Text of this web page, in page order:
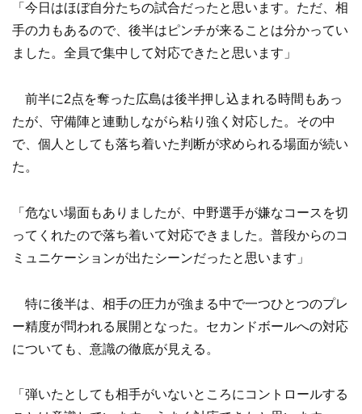
「今日はほぼ自分たちの試合だったと思います。ただ、相
手の力もあるので、後半はピンチが来ることは分かってい
ました。全員で集中して対応できたと思います」
前半に2点を奪った広島は後半押し込まれる時間もあっ
たが、守備陣と連動しながら粘り強く対応した。その中
で、個人としても落ち着いた判断が求められる場面が続い
た。
「危ない場面もありましたが、中野選手が嫌なコースを切
ってくれたので落ち着いて対応できました。普段からのコ
ミュニケーションが出たシーンだったと思います」
特に後半は、相手の圧力が強まる中で一つひとつのプレ
ー精度が問われる展開となった。セカンドボールへの対応
についても、意識の徹底が見える。
「弾いたとしても相手がいないところにコントロールする